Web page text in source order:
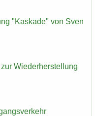
"Kas­ka­de" von Sven
Wie­der­her­stel­lung